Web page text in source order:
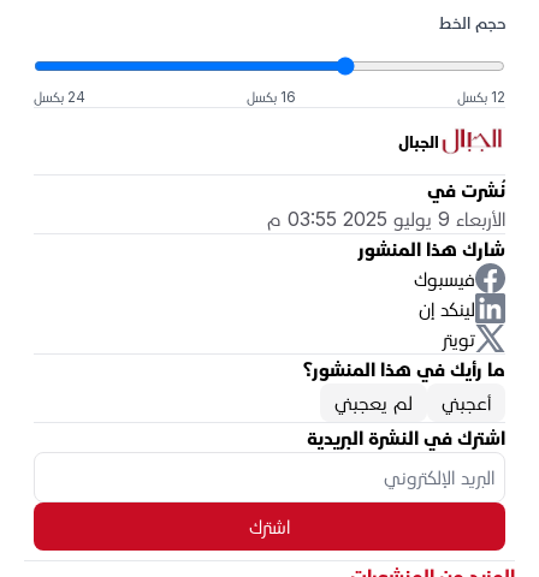
حجم الخط
12 بكسل 16 بكسل 24 بكسل
الجبال
نُشرت في
الأربعاء 9 يوليو 2025 03:55 م
شارك هذا المنشور
فيسبوك
لينكد إن
تويتر
ما رأيك في هذا المنشور؟
أعجبني
لم يعجبني
اشترك في النشرة البريدية
اشترك